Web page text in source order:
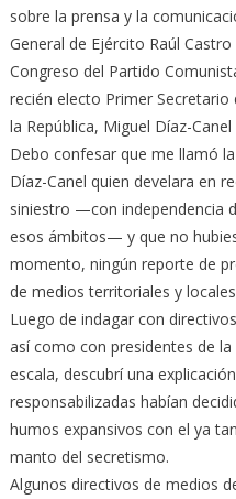
sobre la prensa y la
General de Ejército Raúl
Congreso del Partido
recién electo Primer
la República, Miguel Díaz-
Debo confesar que me llamó
Díaz-Canel quien develara en
siniestro —con independencia
esos ámbitos— y que no
momento, ningún reporte de
de medios territoriales y
Luego de indagar con
así como con presidentes de
escala, descubrí una
responsabilizadas habían
humos expansivos con el ya
manto del secretismo.
Algunos directivos de medios